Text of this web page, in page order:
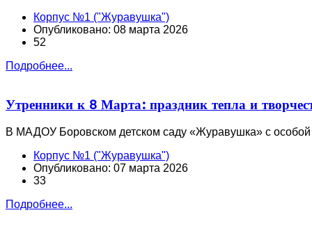
Корпус №1 ("Журавушка")
Опубликовано: 08 марта 2026
52
Подробнее...
Утренники к 8 Марта: праздник тепла и
В МАДОУ Боровском детском саду «Журавушка» с особой
Корпус №1 ("Журавушка")
Опубликовано: 07 марта 2026
33
Подробнее...